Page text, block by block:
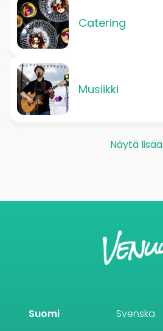
Catering
Musiikki
Näytä lisää
Suomi Svenska